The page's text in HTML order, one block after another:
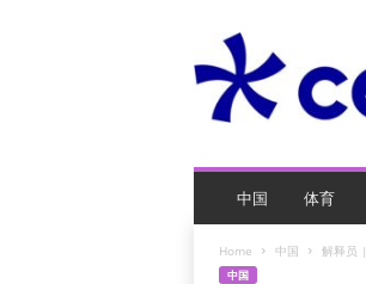
O
游
中国 体育
Home 中国 解释员
中国